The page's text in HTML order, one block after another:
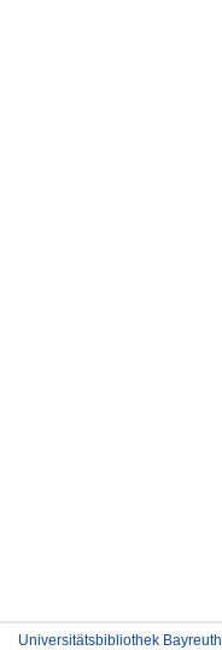
Universitätsbibliothek Bayreuth